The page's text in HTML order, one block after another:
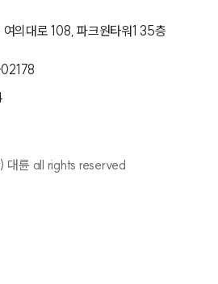
의대로 108, 파크원타워1 35층
대륜 all rights reserved